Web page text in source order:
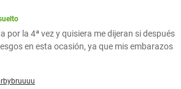
por la 4ª vez y quisiera me dijeran si después
en esta ocasión, ya que mis embarazos